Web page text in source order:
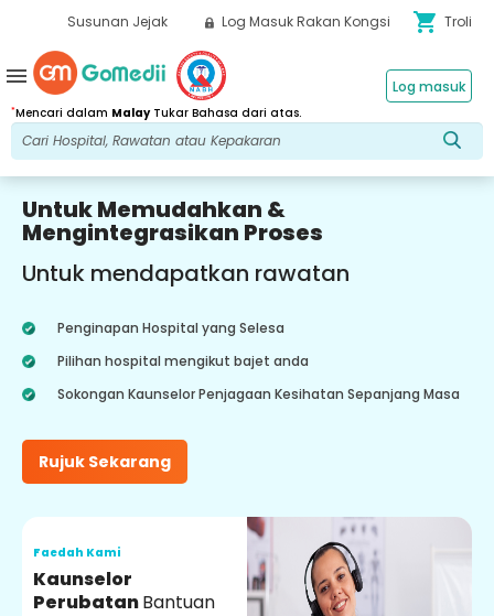
Susunan Jejak Log Masuk Rakan Kongsi shopping_cart Troli
*Mencari dalam MalayTukar Bahasa dari atas.
Log masuk
menu
Untuk Memudahkan &
Mengintegrasikan Proses
Untuk mendapatkan rawatan
Penginapan Hospital yang Selesa
Pilihan hospital mengikut bajet anda
Sokongan Kaunselor Penjagaan Kesihatan Sepanjang Masa
Rujuk Sekarang
Faedah Kami
Kaunselor
PerubatanBantuan